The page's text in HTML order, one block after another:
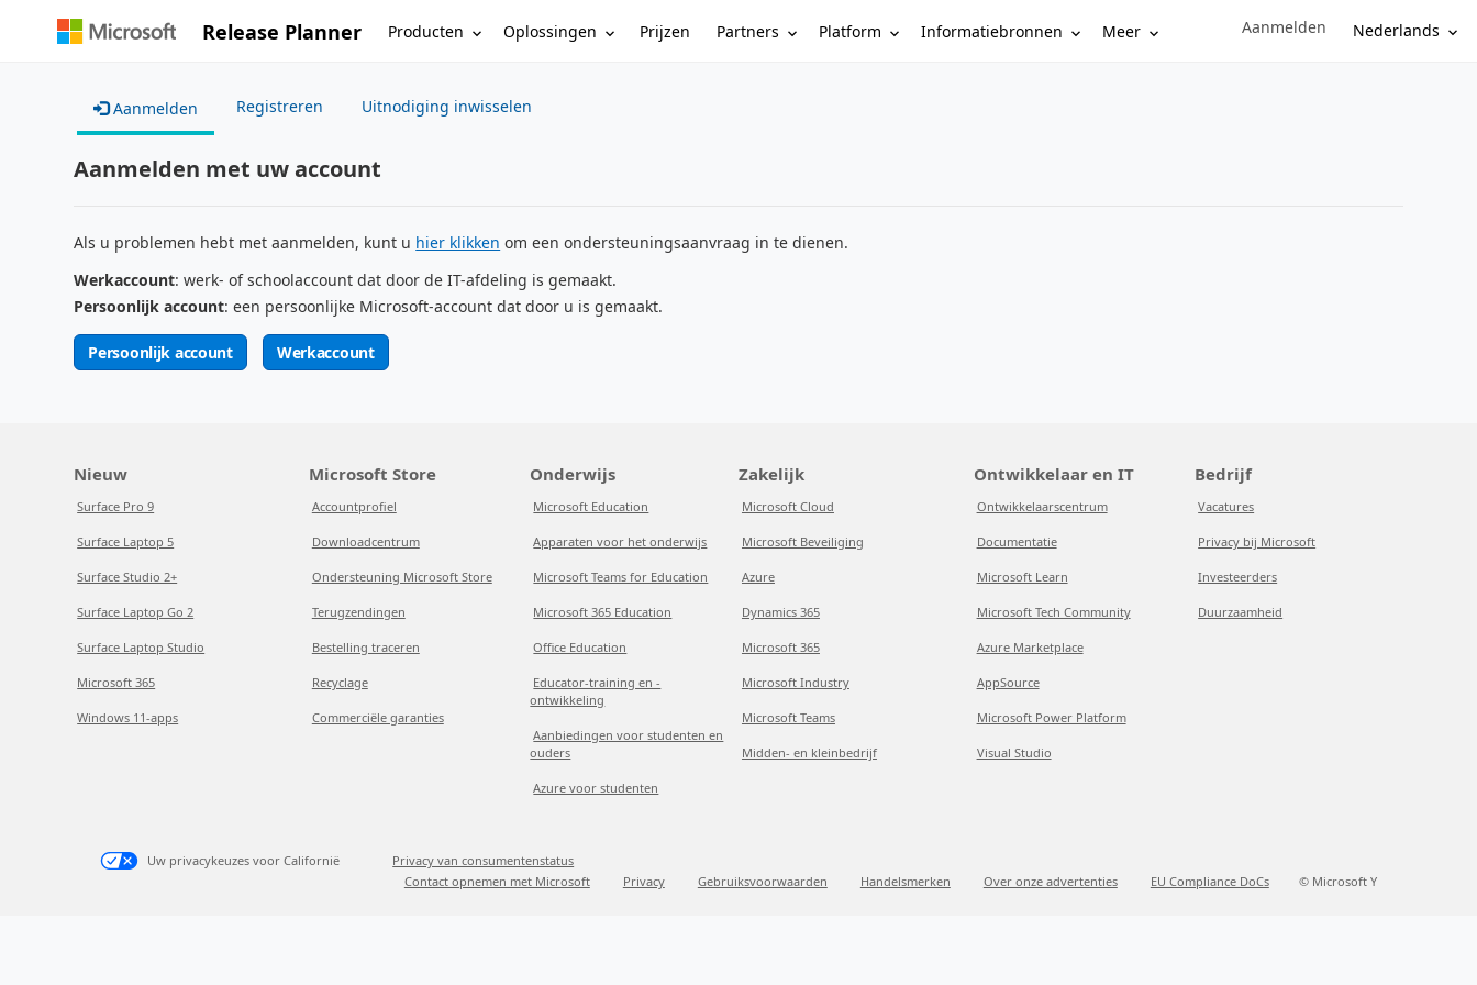
Release Planner Producten Oplossingen Prijzen Partners Platform Informatiebronnen Meer Sign in to your account
Aanmelden Nederlands
Aanmelden Registreren Uitnodiging inwisselen
Aanmelden met uw account
Als u problemen hebt met aanmelden, kunt u hier klikken om een ondersteuningsaanvraag in te dienen.
Werkaccount: werk- of schoolaccount dat door de IT-afdeling is gemaakt.
Persoonlijk account: een persoonlijke Microsoft-account dat door u is gemaakt.
Persoonlijk account Werkaccount
Nieuw
Surface Pro 9
Surface Laptop 5
Surface Studio 2+
Surface Laptop Go 2
Surface Laptop Studio
Microsoft 365
Windows 11-apps
Microsoft Store
Accountprofiel
Downloadcentrum
Ondersteuning Microsoft Store
Terugzendingen
Bestelling traceren
Recyclage
Commerciële garanties
Onderwijs
Microsoft Education
Apparaten voor het onderwijs
Microsoft Teams for Education
Microsoft 365 Education
Office Education
Educator-training en -
ontwikkeling
Aanbiedingen voor studenten en
ouders
Azure voor studenten
Zakelijk
Microsoft Cloud
Microsoft Beveiliging
Azure
Dynamics 365
Microsoft 365
Microsoft Industry
Microsoft Teams
Midden- en kleinbedrijf
Ontwikkelaar en IT
Ontwikkelaarscentrum
Documentatie
Microsoft Learn
Microsoft Tech Community
Azure Marketplace
AppSource
Microsoft Power Platform
Visual Studio
Bedrijf
Vacatures
Privacy bij Microsoft
Investeerders
Duurzaamheid
Uw privacykeuzes voor Californië
Privacy van consumentenstatus
Contact opnemen met Microsoft
Privacy Gebruiksvoorwaarden Handelsmerken Over onze advertenties EU Compliance DoCs © Microsoft Y